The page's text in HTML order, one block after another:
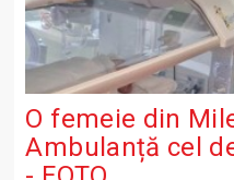
O femeie din
Ambulanță cel